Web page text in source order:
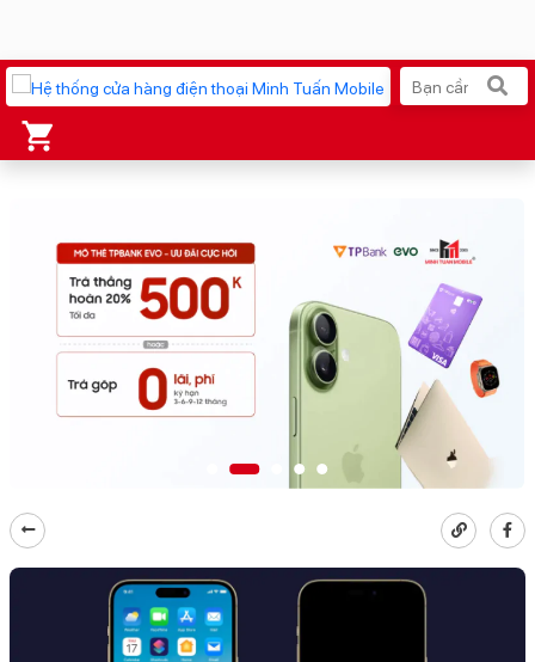
AirTag 2 Mới Galaxy Z8 Series
AirPods 4 OPPO Reno16
Apple Watch S11 Ốp lưng Pitaka
Ốp lưng Apple
Cốc sạc Apple